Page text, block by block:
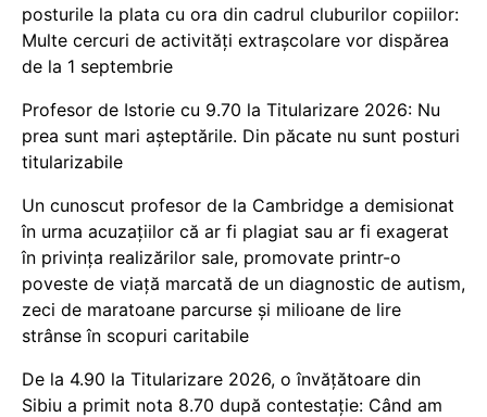
posturile la plata cu ora din cadrul cluburilor copiilor:
Multe cercuri de activități extrașcolare vor dispărea
de la 1 septembrie
Profesor de Istorie cu 9.70 la Titularizare 2026: Nu
prea sunt mari așteptările. Din păcate nu sunt posturi
titularizabile
Un cunoscut profesor de la Cambridge a demisionat
în urma acuzațiilor că ar fi plagiat sau ar fi exagerat
în privința realizărilor sale, promovate printr-o
poveste de viață marcată de un diagnostic de autism,
zeci de maratoane parcurse și milioane de lire
strânse în scopuri caritabile
De la 4.90 la Titularizare 2026, o învățătoare din
Sibiu a primit nota 8.70 după contestație: Când am